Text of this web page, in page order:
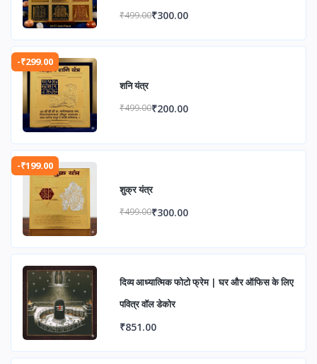
एवं आध्यात्मिक उन्नति के लिए
₹499.00₹300.00
-₹299.00
शनि यंत्र
₹499.00₹200.00
-₹199.00
शुक्र यंत्र
₹499.00₹300.00
दिव्य आध्यात्मिक फोटो फ्रेम | घर और ऑफिस के लिए
पवित्र वॉल डेकोर
₹851.00